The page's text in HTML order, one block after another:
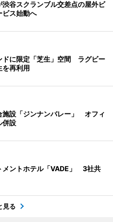
谷スクランブル交差点の屋外ビ
ス始動へ
ドに限定「芝生」空間 ラグビー
を再利用
施設「ジンナンバレー」 オフィ
併設
メントホテル「VADE」 3社共
見る